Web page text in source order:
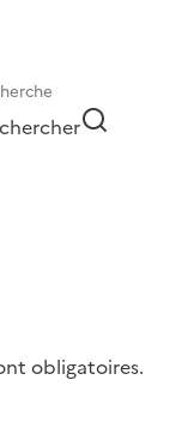
obligatoires.